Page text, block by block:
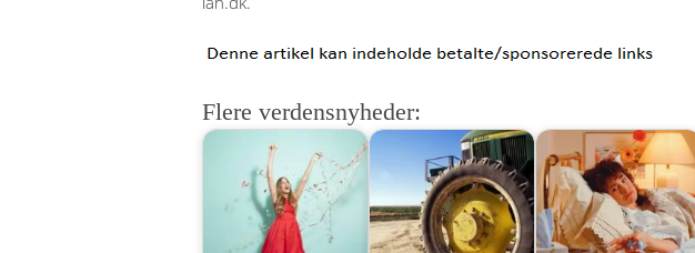
Flere verdensnyheder: